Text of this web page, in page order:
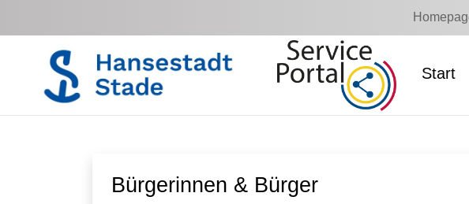
Start
Bürgerinnen & Bürger